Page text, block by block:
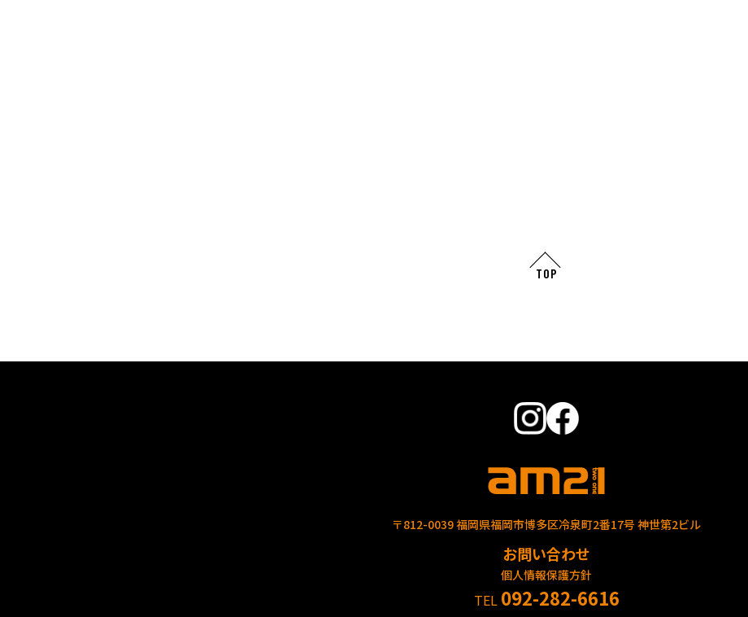
TOP
〒812-0039 福岡県福岡市博多区冷泉町2番17号 神世第2ビル
お問い合わせ
個人情報保護方針
TEL 092-282-6616